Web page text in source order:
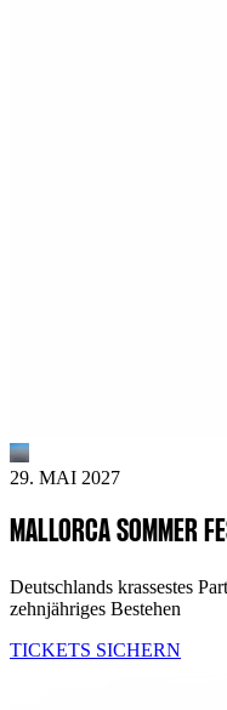
29. MAI 2027
MALLORCA SOMMER
Deutschlands krassestes
zehnjähriges Bestehen
TICKETS SICHERN